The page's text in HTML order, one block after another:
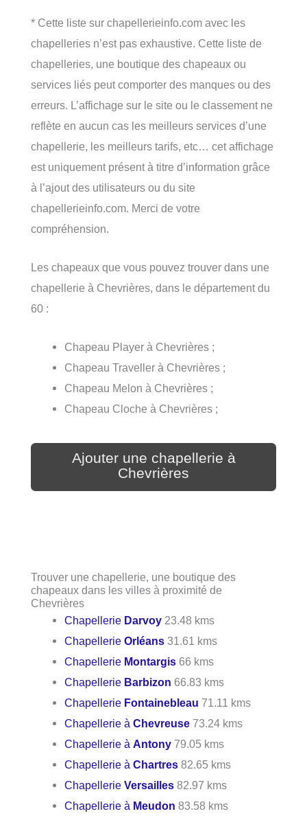
* Cette liste sur chapellerieinfo.com avec les
chapelleries n’est pas exhaustive. Cette liste de
chapelleries, une boutique des chapeaux ou
services liés peut comporter des manques ou des
erreurs. L’affichage sur le site ou le classement ne
reflète en aucun cas les meilleurs services d’une
chapellerie, les meilleurs tarifs, etc… cet affichage
est uniquement présent à titre d’information grâce
à l’ajout des utilisateurs ou du site
chapellerieinfo.com. Merci de votre
compréhension.
Les chapeaux que vous pouvez trouver dans une
chapellerie à Chevrières, dans le département du
60 :
Chapeau Player à Chevrières ;
Chapeau Traveller à Chevrières ;
Chapeau Melon à Chevrières ;
Chapeau Cloche à Chevrières ;
Ajouter une chapellerie à
Chevrières
Trouver une chapellerie, une boutique des
chapeaux dans les villes à proximité de
Chevrières
Chapellerie Darvoy 23.48 kms
ChapellerieOrléans 31.61 kms
Chapellerie Montargis 66 kms
Chapellerie Barbizon 66.83 kms
Chapellerie Fontainebleau 71.11 kms
Chapellerie àChevreuse 73.24 kms
Chapellerie àAntony 79.05 kms
Chapellerie àChartres 82.65 kms
ChapellerieVersailles 82.97 kms
Chapellerie à Meudon 83.58 kms